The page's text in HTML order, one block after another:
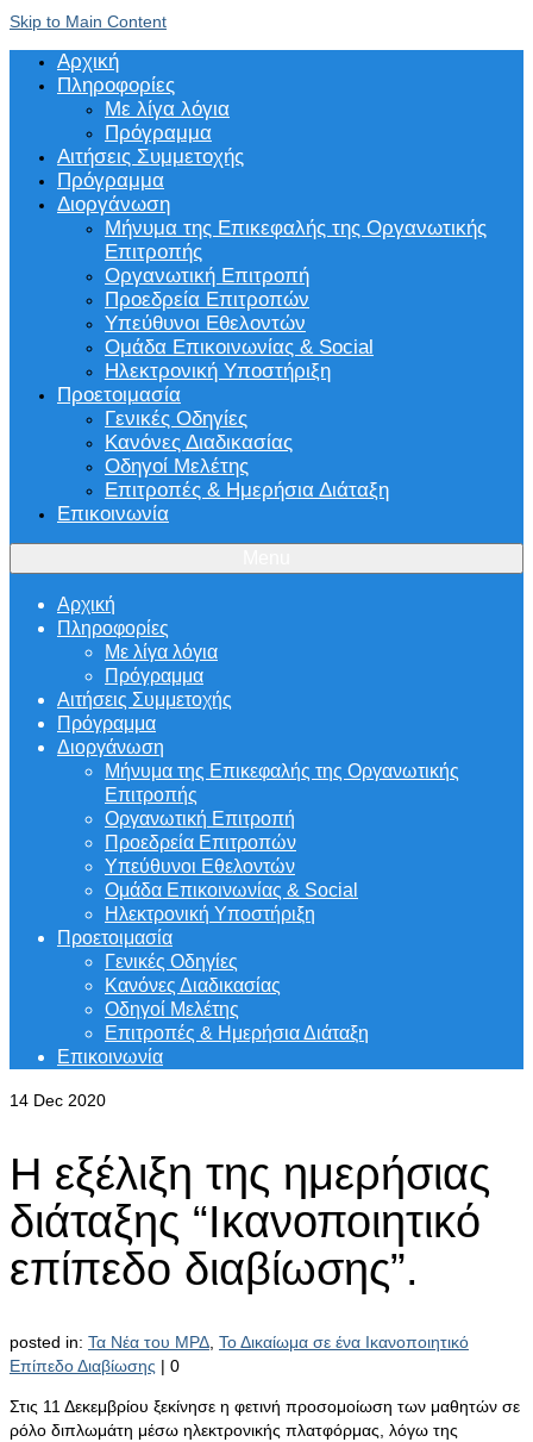
Skip to Main Content
Αρχική
Πληροφορίες
Με λίγα λόγια
Πρόγραμμα
Αιτήσεις Συμμετοχής
Πρόγραμμα
Διοργάνωση
Μήνυμα της Επικεφαλής της Οργανωτικής
Επιτροπής
Οργανωτική Επιτροπή
Προεδρεία Επιτροπών
Υπεύθυνοι Εθελοντών
Ομάδα Επικοινωνίας & Social
Ηλεκτρονική Υποστήριξη
Προετοιμασία
Γενικές Οδηγίες
Κανόνες Διαδικασίας
Οδηγοί Μελέτης
Επιτροπές & Ημερήσια Διάταξη
Επικοινωνία
Αρχική
Πληροφορίες
Με λίγα λόγια
Πρόγραμμα
Αιτήσεις Συμμετοχής
Πρόγραμμα
Διοργάνωση
Μήνυμα της Επικεφαλής της Οργανωτικής
Επιτροπής
Οργανωτική Επιτροπή
Προεδρεία Επιτροπών
Υπεύθυνοι Εθελοντών
Ομάδα Επικοινωνίας & Social
Ηλεκτρονική Υποστήριξη
Προετοιμασία
Γενικές Οδηγίες
Κανόνες Διαδικασίας
Οδηγοί Μελέτης
Επιτροπές & Ημερήσια Διάταξη
Επικοινωνία
14 Dec 2020
Η εξέλιξη της ημερήσιας
διάταξης “Ικανοποιητικό
επίπεδο διαβίωσης”.
posted in: Τα Νέα του ΜΡΔ Το Δικαίωμα σε ένα Ικανοποιητικό
Επίπεδο Διαβίωσης | 0
Στις 11 Δεκεμβρίου ξεκίνησε η φετινή προσομοίωση των μαθητών σε
ρόλο διπλωμάτη μέσω ηλεκτρονικής πλατφόρμας, λόγω της